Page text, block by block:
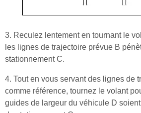
3. Reculez lentement en tournant le
les lignes de trajectoire prévue B
stationnement C.
4. Tout en vous servant des lignes de
comme référence, tournez le volant
guides de largeur du véhicule D